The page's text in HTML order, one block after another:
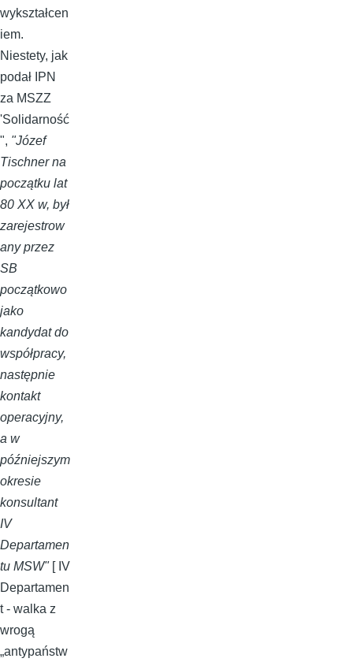
wykształcen
iem.
Niestety, jak
podał IPN
za MSZZ
'Solidarność
", "Józef
Tischner na
początku lat
80 XX w, był
zarejestrow
any przez
SB
początkowo
jako
kandydat do
współpracy,
następnie
kontakt
operacyjny,
a w
późniejszym
okresie
konsultant
IV
Departamen
tu MSW" [ IV
Departamen
t - walka z
wrogą
„antypaństw